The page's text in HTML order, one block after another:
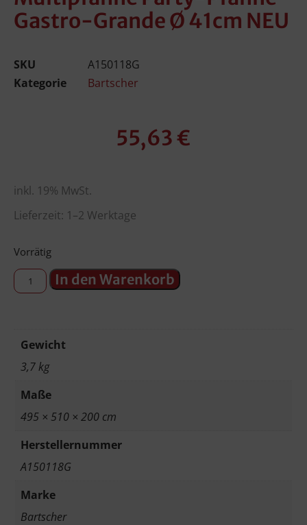
Gastro-Grande Ø 41cm NEU
SKU
A150118G
Kategorie
Bartscher
55,63€
inkl. 19% MwSt.
Lieferzeit: 1–2 Werktage
Vorrätig
In den Warenkorb
Gewicht
3,7 kg
Maße
495 × 510 × 200 cm
Herstellernummer
A150118G
Marke
Bartscher